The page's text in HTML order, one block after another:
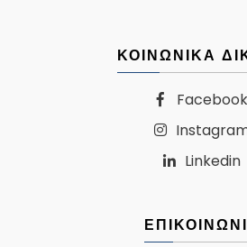
ΚΟΙΝΩΝΙΚΑ
Facebook
Linkedin